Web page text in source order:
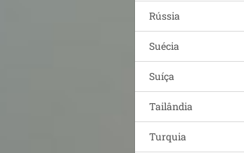
Rússia
Suécia
Suíça
Tailândia
Turquia